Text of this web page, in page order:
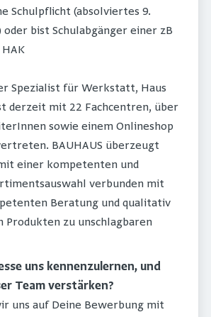
Schulpflicht (absolviertes 9.
oder bist Schulabgänger einer zB
Spezialist für Werkstatt, Haus
derzeit mit 22 Fachcentren, über
sowie einem Onlineshop
BAUHAUS überzeugt
einer kompetenten und
verbunden mit
Beratung und qualitativ
Produkten zu unschlagbaren
uns kennenzulernen, und
Team verstärken?
uns auf Deine Bewerbung mit